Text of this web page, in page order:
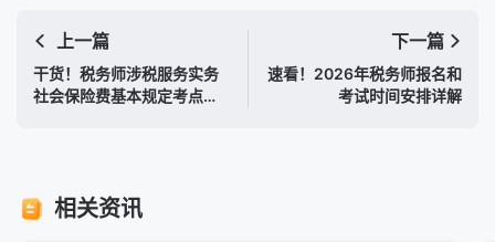
上一篇
干货！税务师涉税服务实务
社会保险费基本规定考点精
下一篇
速看！2026年税务师报名和
考试时间安排详解
相关资讯